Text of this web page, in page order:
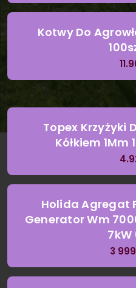
Kotwy Do
Topex Krzyżyki
Kółkiem 1Mm
Holida Agregat
Generator Wm
7kW
3